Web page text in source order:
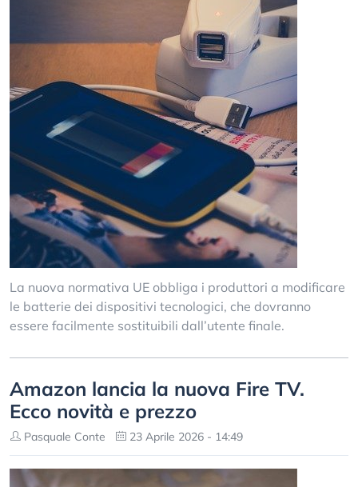
La nuova normativa UE obbliga i produttori a modificare
le batterie dei dispositivi tecnologici, che dovranno
essere facilmente sostituibili dall’utente finale.
Amazon lancia la nuova Fire TV.
Ecco novità e prezzo
Pasquale Conte 23 Aprile 2026 - 14:49